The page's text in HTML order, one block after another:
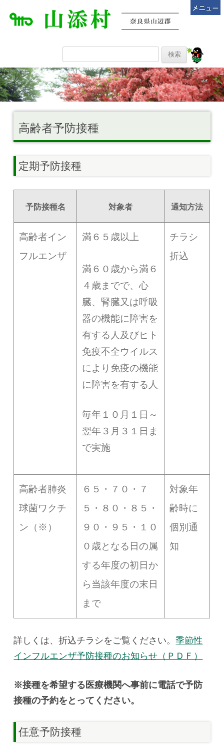
高齢者予防接種
定期予防接種
予防接種名 対象者 通知方法
高齢者イン
フルエンザ
満６５歳以上
満６０歳から満６
４歳までで、心
臓、腎臓又は呼吸
器の機能に障害を
有する人及びヒト
免疫不全ウイルス
により免疫の機能
に障害を有する人
毎年１０月１日～
翌年３月３１日ま
で実施
チラシ
折込
高齢者肺炎
球菌ワクチ
ン（※）
６５・７０・７
５・８０・８５・
９０・９５・１０
０歳となる日の属
する年度の初日か
ら当該年度の末日
まで
対象年
齢時に
個別通
知
詳しくは、折込チラシをご覧ください。季節性
インフルエンザ予防接種のお知らせ（ＰＤＦ）
※接種を希望する医療機関へ事前に電話で予防
接種の予約をとってください。
任意予防接種